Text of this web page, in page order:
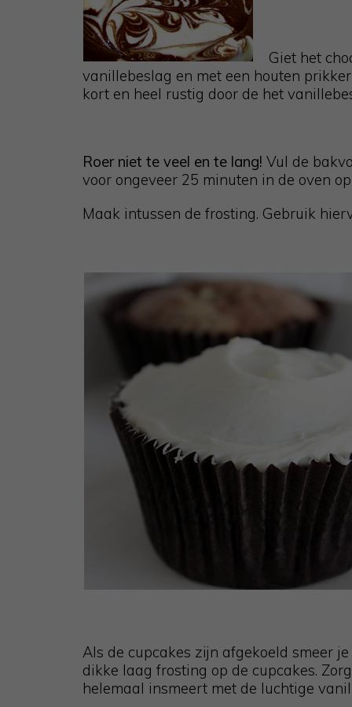
Giet het
vanillebeslag en met een houten
kort en heel rustig door de het
Roer niet te veel en te lang! Vul de
voor ongeveer 25 minuten in de oven
Maak intussen de frosting. Gebruik
Als de cupcakes zijn afgekoeld smeer
dikke laag frosting op de cupcakes.
helemaal insmeert met de luchtige